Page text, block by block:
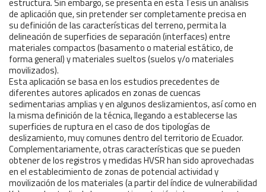
de aplicación que, sin pretender ser completamente precisa en
su definición de las características del terreno, permita la
delineación de superficies de separación (interfaces) entre
materiales compactos (basamento o material estático, de
forma general) y materiales sueltos (suelos y/o materiales
movilizados).
Esta aplicación se basa en los estudios precedentes de
diferentes autores aplicados en zonas de cuencas
sedimentarias amplias y en algunos deslizamientos, así como en
la misma definición de la técnica, llegando a establecerse las
superficies de ruptura en el caso de dos tipologías de
deslizamiento, muy comunes dentro del territorio de Ecuador.
Complementariamente, otras características que se pueden
obtener de los registros y medidas HVSR han sido aprovechadas
en el establecimiento de zonas de potencial actividad y
movilización de los materiales (a partir del índice de vulnerabilidad